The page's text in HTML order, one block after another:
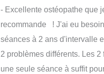
- Excellente ostéopathe que
recommande ! J'ai eu
séances à 2 ans d'intervalle
2 problèmes différents. Les 2
une seule séance à suffit